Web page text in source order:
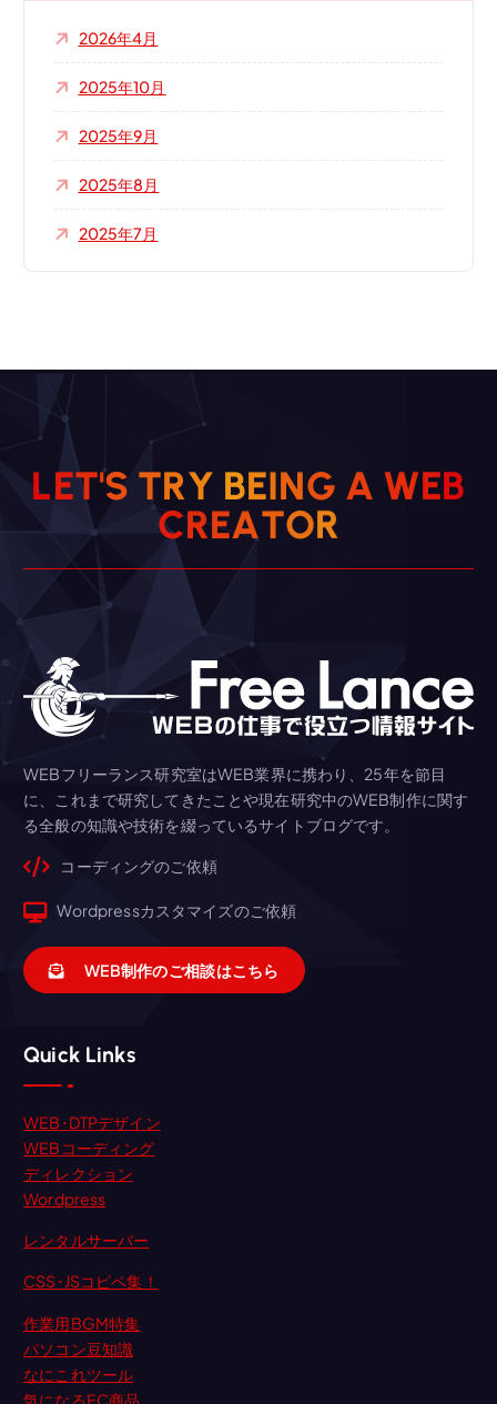
2026年4月
2025年10月
2025年9月
2025年8月
2025年7月
LET'S TRY BEING A WEB
CREATOR
WEBフリーランス研究室はWEB業界に携わり、25年を節目
に、これまで研究してきたことや現在研究中のWEB制作に関す
る全般の知識や技術を綴っているサイトブログです。
コーディングのご依頼
Wordpressカスタマイズのご依頼
WEB制作のご相談はこちら
Quick Links
WEB･DTPデザイン
WEBコーディング
ディレクション
Wordpress
レンタルサーバー
CSS･JSコピペ集！
作業用BGM特集
パソコン豆知識
なにこれツール
気になるEC商品